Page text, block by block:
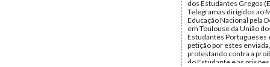
dos Estudantes Gregos
Telegramas dirigidos ao
Educação Nacional pela
em Toulouse da União
Estudantes Portugueses
petição por estes enviada,
protestando contra a
do Estudante e as